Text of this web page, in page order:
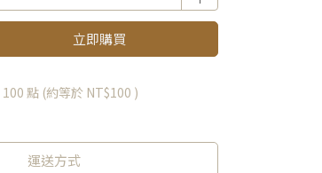
立即購買
100 點 (約等於 NT$100 )
運送方式